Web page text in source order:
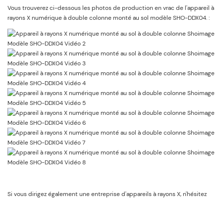
Vous trouverez ci-dessous les photos de production en vrac de l'appareil à
rayons X numérique à double colonne monté au sol modèle SHO-DDX04. :
Si vous dirigez également une entreprise d'appareils à rayons X, n'hésitez